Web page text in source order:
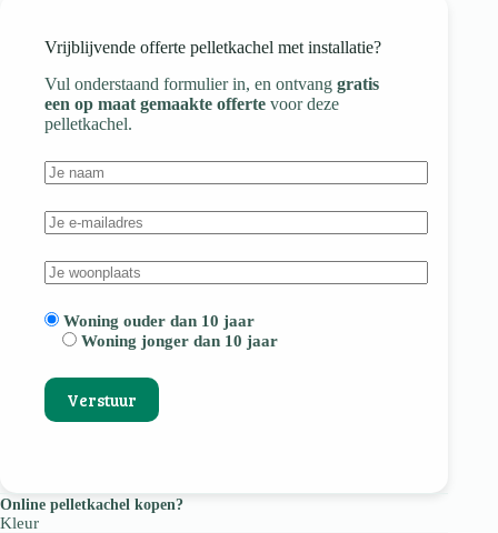
Vrijblijvende offerte pelletkachel met installatie?
Vul onderstaand formulier in, en ontvang gratis
een op maat gemaakte offerte voor deze
pelletkachel.
Woning ouder dan 10 jaar
Woning jonger dan 10 jaar
Online pelletkachel kopen?
Kleur